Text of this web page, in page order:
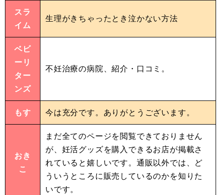
スラ
イム
生理がきちゃったとき泣かない方法
ベビ
ーリ
ター
ンズ
不妊治療の病院、紹介・口コミ。
もす 今は充分です。ありがとうございます。
おき
こ
まだ全てのページを閲覧できておりません
が、妊活グッズを購入できるお店が掲載さ
れていると嬉しいです。通販以外では、ど
ういうところに販売しているのかを知りた
いです。